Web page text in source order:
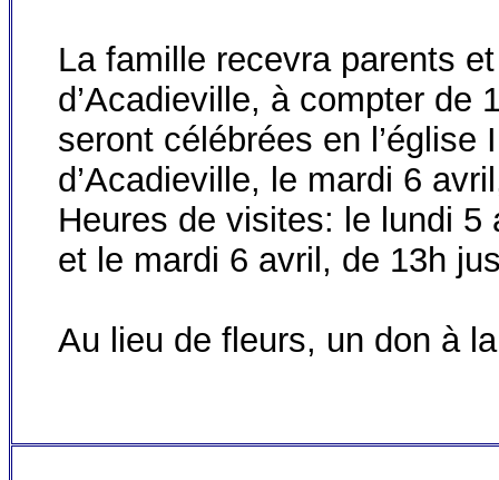
La famille recevra parents
d’Acadieville, à compter de
seront célébrées en l’église
d’Acadieville, le mardi 6
Heures de visites: le lundi
et le mardi 6 avril, de 13h
Au lieu de fleurs, un don à